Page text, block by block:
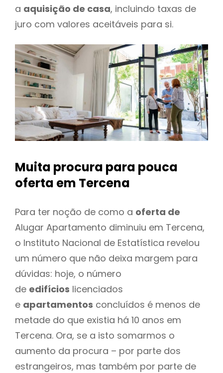
a aquisição de casa, incluindo taxas de
juro com valores aceitáveis para si.
Muita procura para pouca
oferta em Tercena
Para ter noção de como a oferta de
Alugar Apartamento diminuiu em Tercena,
o Instituto Nacional de Estatística revelou
um número que não deixa margem para
dúvidas: hoje, o número
de edifícios licenciados
e apartamentos concluídos é menos de
metade do que existia há 10 anos em
Tercena. Ora, se a isto somarmos o
aumento da procura – por parte dos
estrangeiros, mas também por parte de